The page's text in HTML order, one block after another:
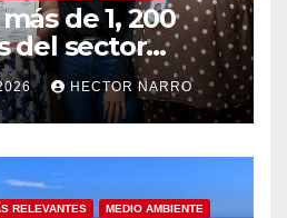
de 1, 200
del sector
laboral
HECTOR NARRO
RELEVANTES MEDIO AMBIENTE